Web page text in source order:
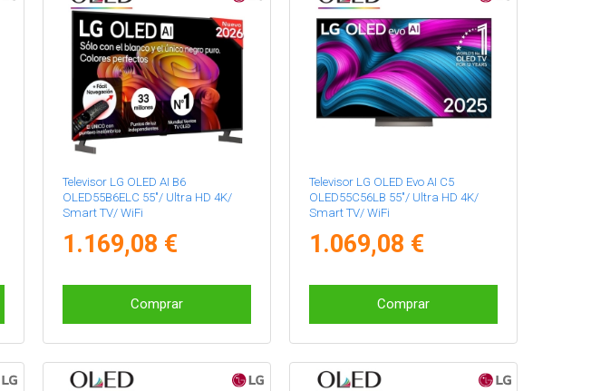
Televisor LG OLED AI B6
OLED55B6ELC 55"/ Ultra HD 4K/
Smart TV/ WiFi
1.169,08 €
Comprar
Televisor LG OLED Evo AI C5
OLED55C56LB 55"/ Ultra HD 4K/
Smart TV/ WiFi
1.069,08 €
Comprar